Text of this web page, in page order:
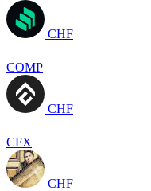
CHF
COMP
CHF
CFX
CHF